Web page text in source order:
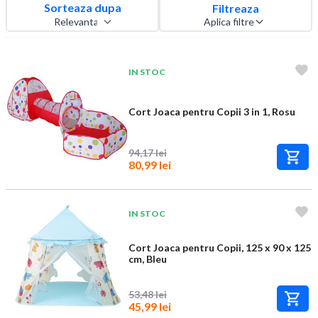
Sorteaza dupa Filtreaza
Aplica filtre
IN STOC
Cort Joaca pentru Copii 3 in 1, Rosu
94,17 lei
80,99 lei
IN STOC
Cort Joaca pentru Copii, 125 x 90 x 125
cm, Bleu
53,48 lei
45,99 lei